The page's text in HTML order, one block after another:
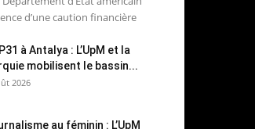
d’une caution financière
à Antalya : L’UpM et la
mobilisent le bassin...
2026
au féminin : L’UpM